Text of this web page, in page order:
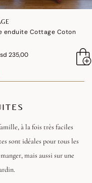
enduite Cottage Coton
235,00
à la fois très faciles
sont idéales pour tous les
mais aussi sur une